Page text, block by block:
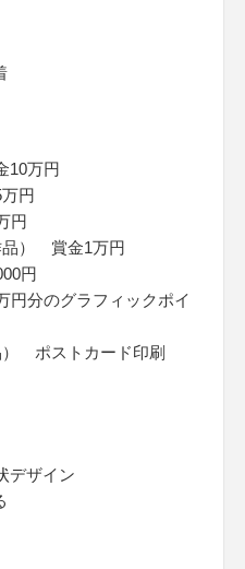
10万円
円
円
品） 賞金1万円
円
分のグラフィックポイ
） ポストカード印刷
デザイン